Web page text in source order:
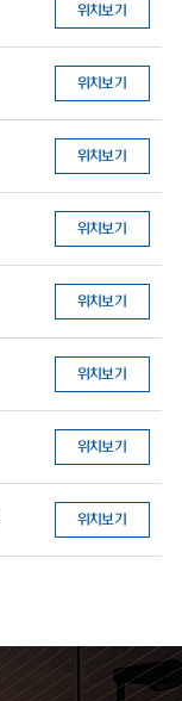
위치보기
위치보기
위치보기
위치보기
위치보기
위치보기
위치보기
위치보기